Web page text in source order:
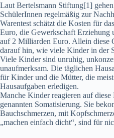
Laut Bertelsmann Stiftung[1]
SchülerInnen regelmäßig zur
Warentest schätzt die Kosten für
Euro, die Gewerkschaft Erziehung
auf 2 Milliarden Euro. Allein diese
darauf hin, wie viele Kinder in der
Viele Kinder sind unruhig,
unaufmerksam. Die täglichen
für Kinder und die Mütter, die
Hausaufgaben erledigen.
Manche Kinder reagieren auf
genannten Somatisierung. Sie
Bauchschmerzen, mit
„machen einfach dicht“, sind für